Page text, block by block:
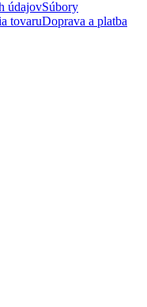
údajovSúbory
tovaruDoprava a platba